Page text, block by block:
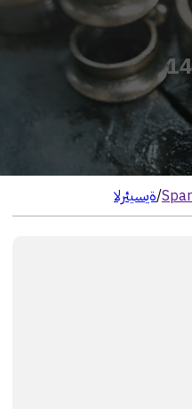
الرئيسية/